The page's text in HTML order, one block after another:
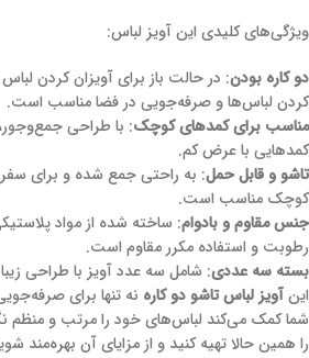
ویژگی‌های کلیدی این آویز لباس:
دو کاره بودن: در حالت باز برای آویزان کردن
کردن لباس‌ها و صرفه‌جویی در فضا مناسب است.
مناسب برای کمدهای کوچک: با طراحی
کمدهایی با عرض کم.
تاشو و قابل حمل: به راحتی جمع شده و برای
کوچک مناسب است.
جنس مقاوم و بادوام: ساخته شده از مواد
رطوبت و استفاده مکرر مقاوم است.
بسته سه عددی: شامل سه عدد آویز با طراحی
اینآویز لباس تاشو دو کاره نه تنها برای
شما کمک می‌کند لباس‌های خود را مرتب و منظم
را همین حالا تهیه کنید و از مزایای آن بهره‌مند